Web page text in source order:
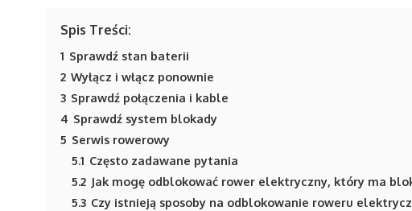
Spis Treści:
1 Sprawdź stan baterii
2 Wyłącz i włącz ponownie
3 Sprawdź połączenia i kable
4 Sprawdź system blokady
5 Serwis rowerowy
5.1 Często zadawane pytania
5.2 Jak mogę odblokować rower elektryczny, który ma
5.3 Czy istnieją sposoby na odblokowanie roweru